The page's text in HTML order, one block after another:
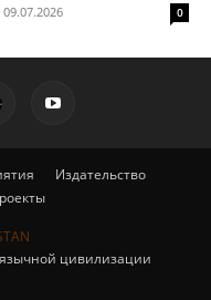
09.07.2026 0
Издательство
цивилизации